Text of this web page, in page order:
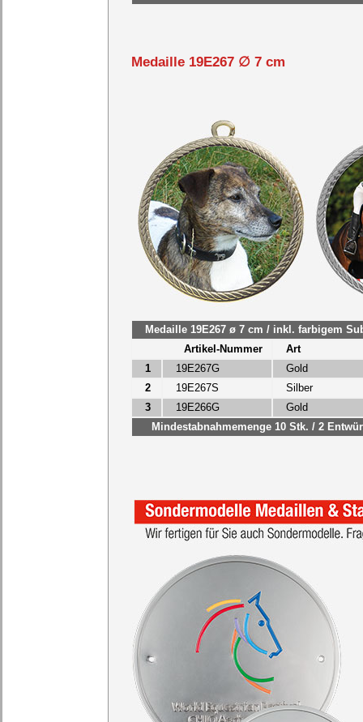
Medaille 19E267 ∅ 7 cm
Medaille 19E267 ø 7 cm / inkl. farbigem
Artikel-Nummer
Art
1
19E267G
Gold
2
19E267S
Silber
3
19E266G
Gold
Mindestabnahmemenge 10 Stk. / 2